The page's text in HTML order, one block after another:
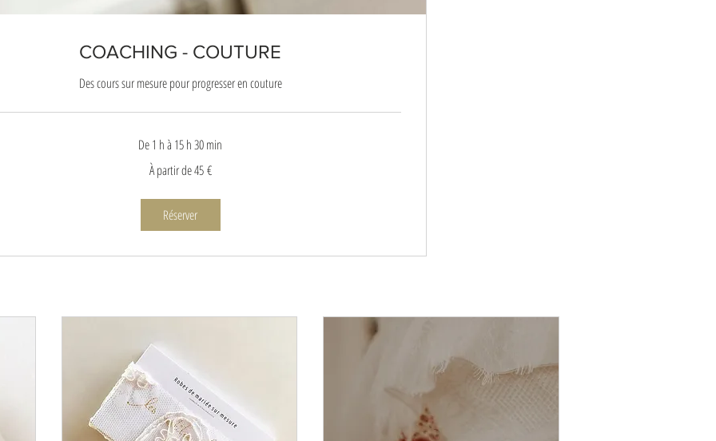
COACHING - COUTURE
Des cours sur mesure pour progresser en couture
De 1 h à 15 h 30 min
À partir de 45 €
Réserver